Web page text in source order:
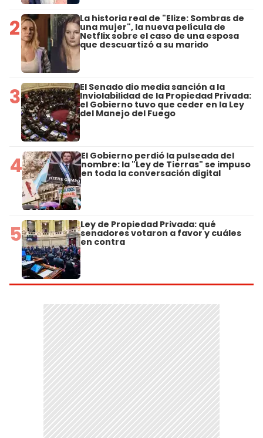
2 La historia real de "Elize: Sombras de
una mujer", la nueva película de
Netflix sobre el caso de una esposa
que descuartizó a su marido
3 El Senado dio media sanción a la
Inviolabilidad de la Propiedad Privada:
el Gobierno tuvo que ceder en la Ley
del Manejo del Fuego
4 El Gobierno perdió la pulseada del
nombre: la "Ley de Tierras" se impuso
en toda la conversación digital
5 Ley de Propiedad Privada: qué
senadores votaron a favor y cuáles
en contra